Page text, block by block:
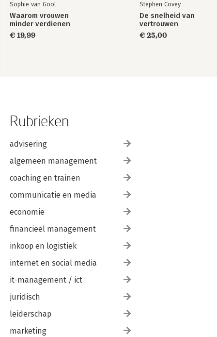
Sophie van Gool
Waarom vrouwen
minder verdienen
€ 19,99
Stephen Covey
De snelheid van
vertrouwen
€ 25,00
Rubrieken
advisering
algemeen management
coaching en trainen
communicatie en media
economie
financieel management
inkoop en logistiek
internet en social media
it-management / ict
juridisch
leiderschap
marketing